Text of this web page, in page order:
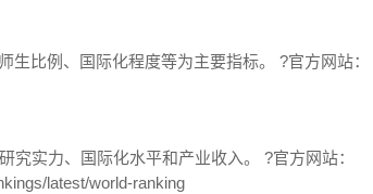
比例、国际化程度等为主要指标。 ?官方网站：
实力、国际化水平和产业收入。 ?官方网站：
latest/world-ranking